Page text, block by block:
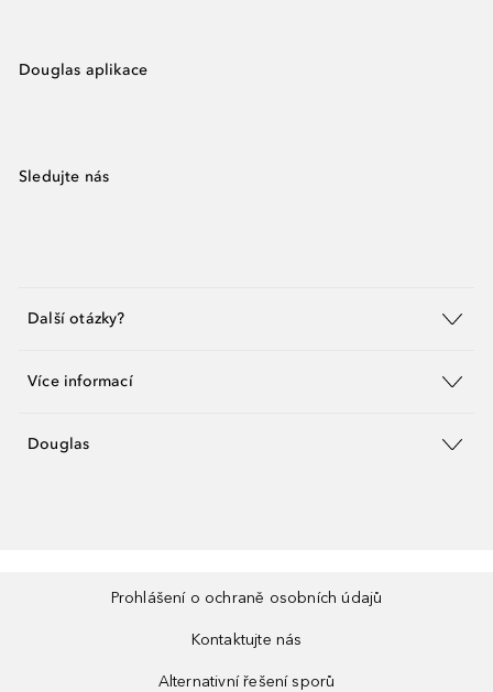
Douglas aplikace
Sledujte nás
Další otázky?
Více informací
Douglas
Prohlášení o ochraně osobních údajů
Kontaktujte nás
Alternativní řešení sporů